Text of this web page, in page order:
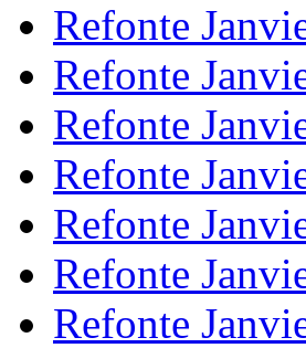
Refonte
Refonte
Refonte
Refonte
Refonte
Refonte
Refonte